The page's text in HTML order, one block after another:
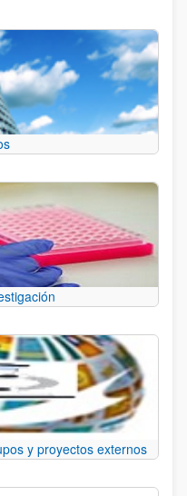
y proyectos externos